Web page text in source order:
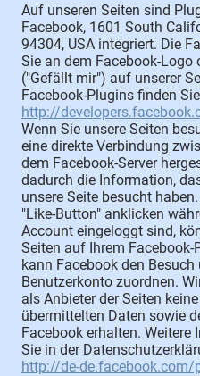
Auf unseren Seiten sind
Facebook, 1601 South
94304, USA integriert. Die
Sie an dem Facebook-Logo
("Gefällt mir") auf unserer
Facebook-Plugins finden
http://
Wenn Sie unsere Seiten
eine direkte Verbindung
dem Facebook-Server
dadurch die Information,
unsere Seite besucht
"Like-Button" anklicken
Account eingeloggt sind,
Seiten auf Ihrem
kann Facebook den Besuch
Benutzerkonto zuordnen.
als Anbieter der Seiten
übermittelten Daten sowie
Facebook erhalten.
Sie in der
http://de-de.facebook.com/